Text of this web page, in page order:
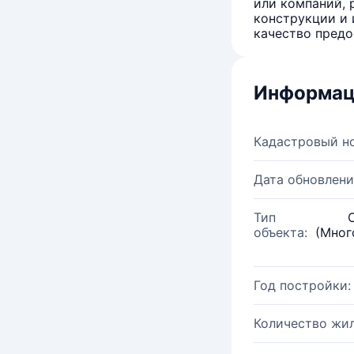
или компаний,
конструкции и
качество
Кадастровый
Дата
Тип
объекта:
Год постройки:
Количество